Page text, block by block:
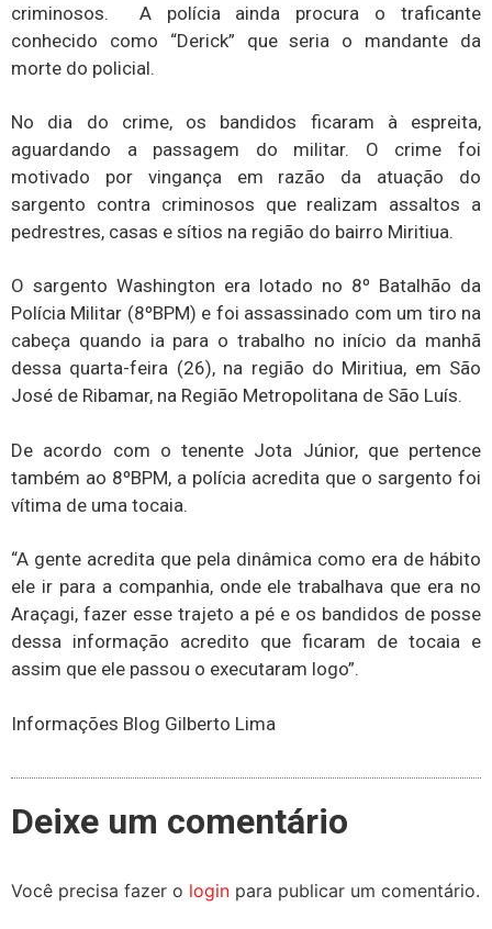
criminosos. A polícia ainda procura o traficante
conhecido como “Derick” que seria o mandante da
morte do policial.
No dia do crime, os bandidos ficaram à espreita,
aguardando a passagem do militar. O crime foi
motivado por vingança em razão da atuação do
sargento contra criminosos que realizam assaltos a
pedrestres, casas e sítios na região do bairro Miritiua.
O sargento Washington era lotado no 8º Batalhão da
Polícia Militar (8ºBPM) e foi assassinado com um tiro na
cabeça quando ia para o trabalho no início da manhã
dessa quarta-feira (26), na região do Miritiua, em São
José de Ribamar, na Região Metropolitana de São Luís.
De acordo com o tenente Jota Júnior, que pertence
também ao 8ºBPM, a polícia acredita que o sargento foi
vítima de uma tocaia.
“A gente acredita que pela dinâmica como era de hábito
ele ir para a companhia, onde ele trabalhava que era no
Araçagi, fazer esse trajeto a pé e os bandidos de posse
dessa informação acredito que ficaram de tocaia e
assim que ele passou o executaram logo”.
Informações Blog Gilberto Lima
Deixe um comentário
Você precisa fazer o login para publicar um comentário.